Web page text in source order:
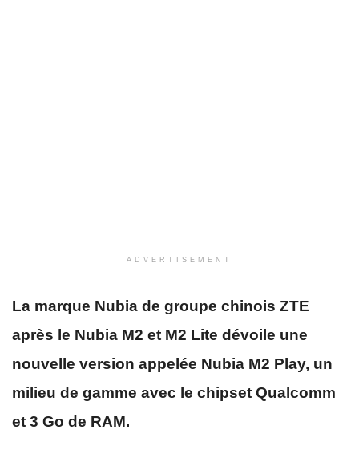
ADVERTISEMENT
La marque Nubia de groupe chinois ZTE
après le Nubia M2 et M2 Lite dévoile une
nouvelle version appelée Nubia M2 Play, un
milieu de gamme avec le chipset Qualcomm
et 3 Go de RAM.